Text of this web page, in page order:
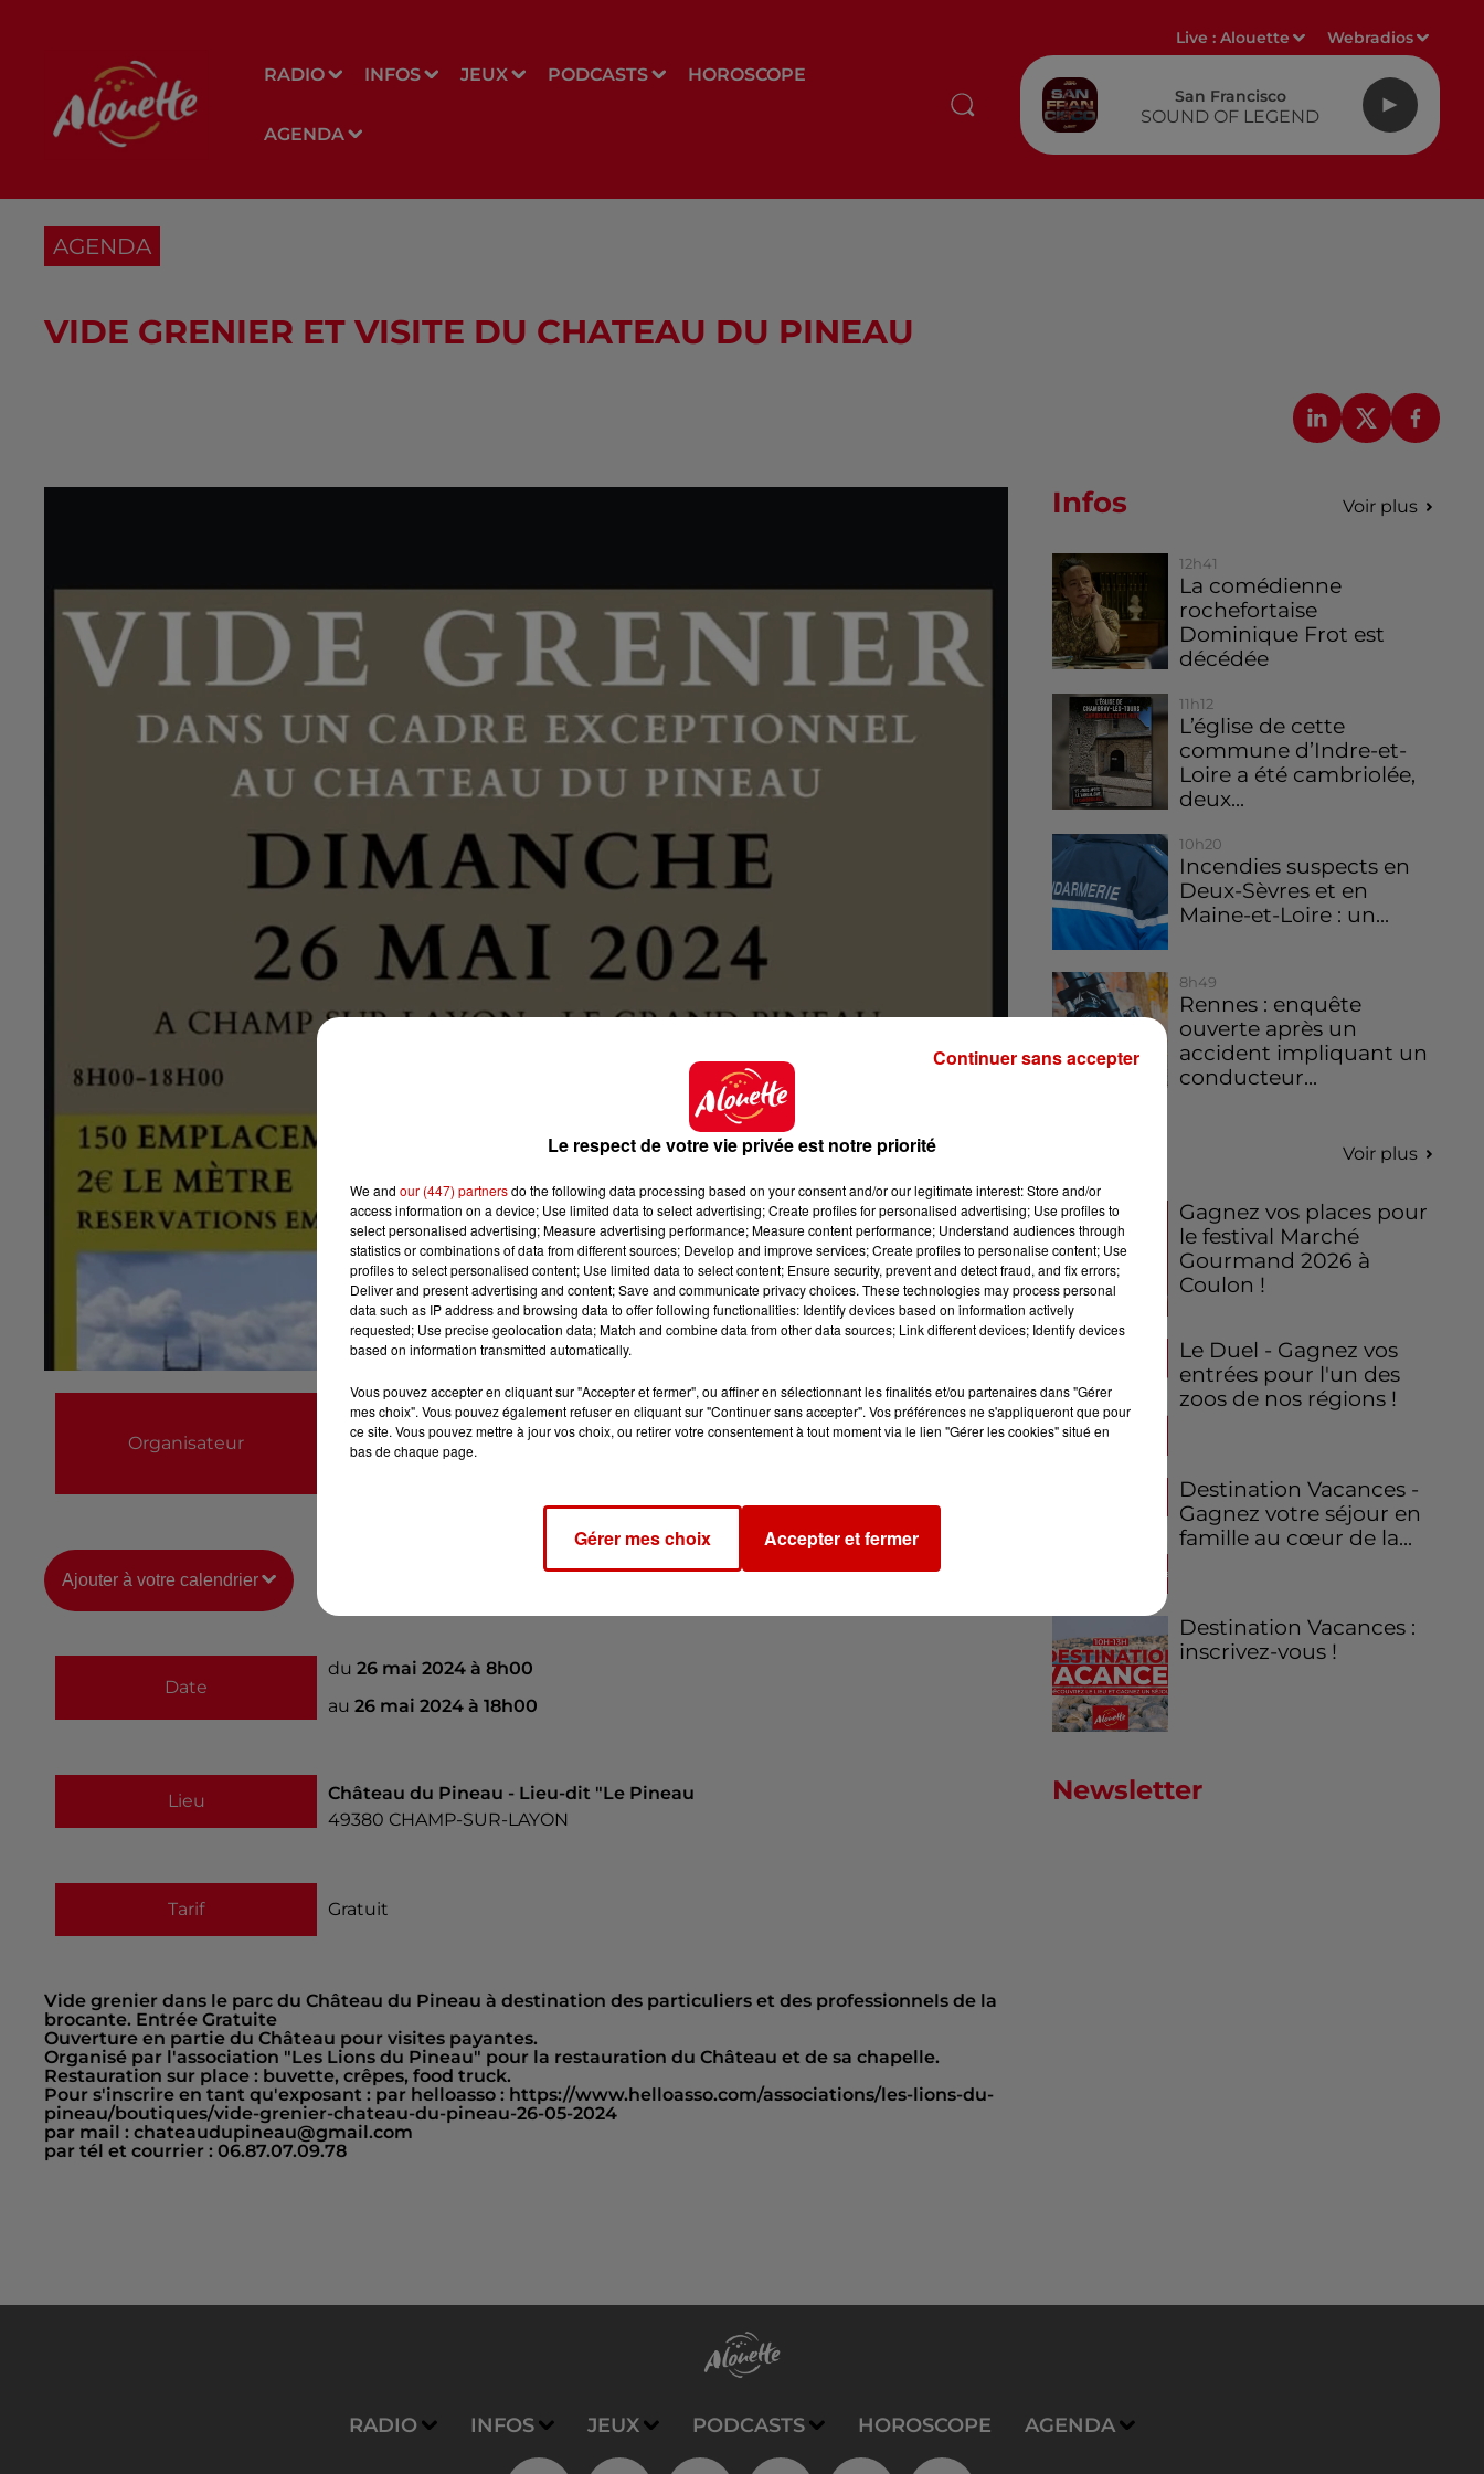
RADIO INFOS JEUX PODCASTS HOROSCOPE
AGENDA
Live :Alouette Webradios
San Francisco
SOUND OF LEGEND
AGENDA
VIDE GRENIER ET VISITE DU CHATEAU DU PINEAU
Organisateur
Association "Les Lions du Pineau"
06.87.07.09.78
Ajouter à votre calendrier
Date
du26 mai 2024 à 8h00
au26 mai 2024 à 18h00
Lieu
Château du Pineau - Lieu-dit "Le Pineau
49380 CHAMP-SUR-LAYON
Tarif Gratuit
Vide grenier dans le parc du Château du Pineau à destination des particuliers et des professionnels de la
brocante. Entrée Gratuite
Ouverture en partie du Château pour visites payantes.
Organisé par l'association "Les Lions du Pineau" pour la restauration du Château et de sa chapelle.
Restauration sur place : buvette, crêpes, food truck.
Pour s'inscrire en tant qu'exposant : par helloasso : https://www.helloasso.com/associations/les-lions-du-
pineau/boutiques/vide-grenier-chateau-du-pineau-26-05-2024
par mail : chateaudupineau@gmail.com
par tél et courrier : 06.87.07.09.78
Infos Voir plus
12h41
La comédienne
rochefortaise
Dominique Frot est
décédée
11h12
L’église de cette
commune d’Indre-et-
Loire a été cambriolée,
deux...
10h20
Incendies suspects en
Deux-Sèvres et en
Maine-et-Loire : un...
8h49
Rennes : enquête
ouverte après un
accident impliquant un
conducteur...
Voir plus
Gagnez vos places pour
le festival Marché
Gourmand 2026 à
Coulon !
Le Duel - Gagnez vos
entrées pour l'un des
zoos de nos régions !
Destination Vacances -
Gagnez votre séjour en
famille au cœur de la...
Destination Vacances :
inscrivez-vous !
Newsletter
RADIO INFOS JEUX PODCASTS HOROSCOPE AGENDA
Le respect de votre vie privée est notre priorité
We and our (447) partnersdo the following data processing based on your consent and/or our legitimate interest: Store and/or
access information on a device; Use limited data to select advertising; Create profiles for personalised advertising; Use profiles to
select personalised advertising; Measure advertising performance; Measure content performance; Understand audiences through
statistics or combinations of data from different sources; Develop and improve services; Create profiles to personalise content; Use
profiles to select personalised content; Use limited data to select content; Ensure security, prevent and detect fraud, and fix errors;
Deliver and present advertising and content; Save and communicate privacy choices. These technologies may process personal
data such as IP address and browsing data to offer following functionalities: Identify devices based on information actively
requested; Use precise geolocation data; Match and combine data from other data sources; Link different devices; Identify devices
based on information transmitted automatically.
Vous pouvez accepter en cliquant sur "Accepter et fermer", ou affiner en sélectionnant les finalités et/ou partenaires dans "Gérer
mes choix". Vous pouvez également refuser en cliquant sur "Continuer sans accepter". Vos préférences ne s'appliqueront que pour
ce site. Vous pouvez mettre à jour vos choix, ou retirer votre consentement à tout moment via le lien "Gérer les cookies" situé en
bas de chaque page.
Gérer mes choix Accepter et fermer
Continuer sans accepter